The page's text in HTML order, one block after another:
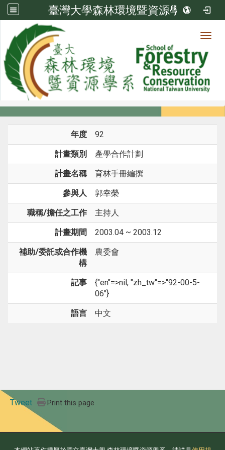
臺灣大學森林環境暨資源學系
系所成員
系所成員
年度 92
計畫類別 產學合作計劃
計畫名稱 育林手冊編撰
參與人 郭幸榮
職稱/擔任之工作 主持人
計畫期間 2003.04 ~ 2003.12
補助/委託或合作機
構
農委會
記事
{"en"=>nil, "zh_tw"=>"92-00-5-
06"}
語言 中文
Tweet Print this page